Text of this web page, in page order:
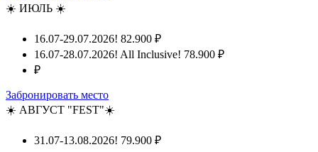
☀️ ИЮЛЬ ☀️
16.07-29.07.2026! 82.900 ₽
16.07-28.07.2026! All Inclusive! 78.900 ₽
₽
Забронировать место
☀️ АВГУСТ "FEST"☀️
31.07-13.08.2026! 79.900 ₽